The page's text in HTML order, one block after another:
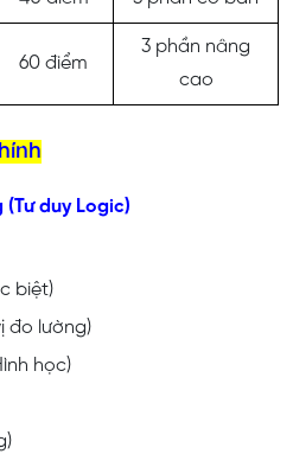
60 điểm
3 phần nâng
cao
(Tư duy Logic)
biệt)
đo lường)
học)